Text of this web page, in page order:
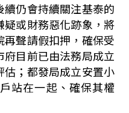
仍會持續關注基泰的
或財務惡化跡象，將
聲請假扣押，確保受
目前已由法務局成立
；都發局成立安置小
站在一起、確保其權